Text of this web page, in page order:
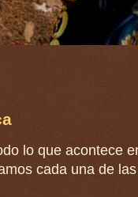
lo que acontece
cada una de